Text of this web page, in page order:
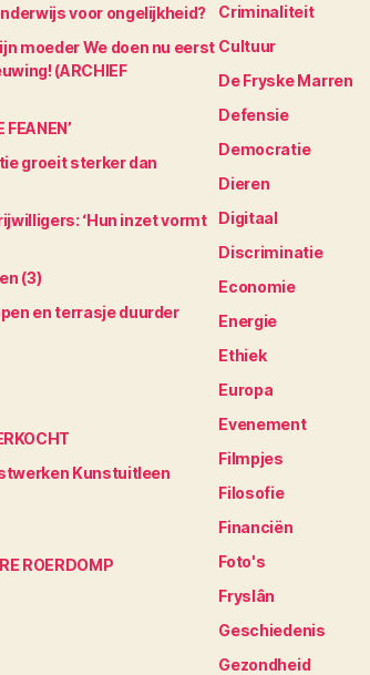
voor ongelijkheid?
moeder We doen nu eerst
(ARCHIEF
FEANEN’
groeit sterker dan
‘Hun inzet vormt
(3)
en terrasje duurder
Kunstuitleen
ROERDOMP
Criminaliteit
Cultuur
De Fryske Marren
Defensie
Democratie
Dieren
Digitaal
Discriminatie
Economie
Energie
Ethiek
Europa
Evenement
Filmpjes
Filosofie
Financiën
Foto's
Fryslân
Geschiedenis
Gezondheid